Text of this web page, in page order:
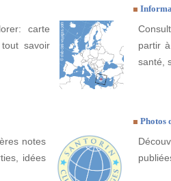
carte
savoir
partir
santé,
notes
idées
Photos